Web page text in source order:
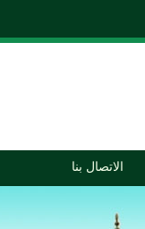
الاتصال بنا